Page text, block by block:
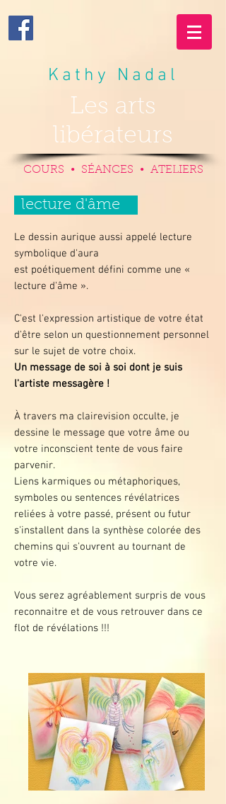
Kathy Nadal
Les arts
libérateurs
COURS • SÉANCES • ATELIERS
lecture d'âme
Le dessin aurique aussi appelé lecture
symbolique d'aura
est poétiquement défini comme une «
lecture d'âme ».
C'est l'expression artistique de votre état
d'être selon un questionnement personnel
sur le sujet de votre choix.
Un message de soi à soi dont je suis
l'artiste messagère !
À travers ma clairevision occulte, je
dessine le message que votre âme ou
votre inconscient tente de vous faire
parvenir.
Liens karmiques ou métaphoriques,
symboles ou sentences révélatrices
reliées à votre passé, présent ou futur
s'installent dans la synthèse colorée des
chemins qui s'ouvrent au tournant de
votre vie.
Vous serez agréablement surpris de vous
reconnaitre et de vous retrouver dans ce
flot de révélations !!!